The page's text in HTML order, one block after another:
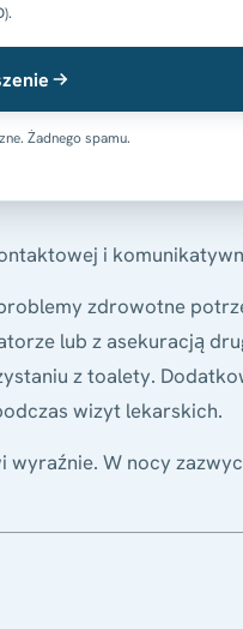
Żadnego spamu.
i
zdrowotne
lub z asekuracją
z toalety.
wizyt lekarskich.
wyraźnie. W nocy